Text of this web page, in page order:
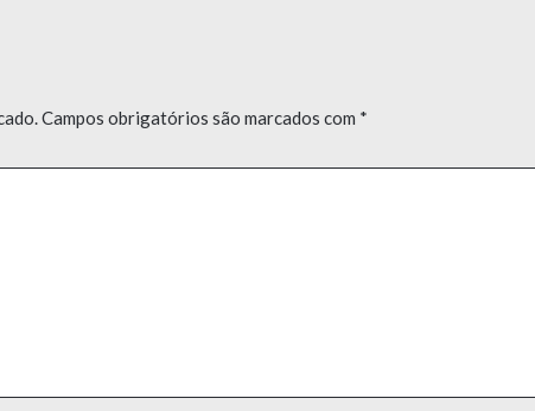
Campos obrigatórios são marcados com *